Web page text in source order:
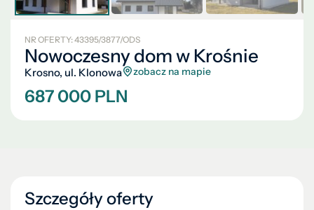
NR OFERTY: 43395/3877/ODS
Nowoczesny dom w Krośnie
Krosno, ul. Klonowa zobacz na mapie
687 000 PLN
Szczegóły oferty